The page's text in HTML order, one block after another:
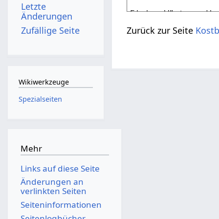
Zurück zur Seite
Letzte
Änderungen
Zufällige Seite
Wikiwerkzeuge
Spezialseiten
Mehr
Links auf diese Seite
Änderungen an
verlinkten Seiten
Seiten­­informationen